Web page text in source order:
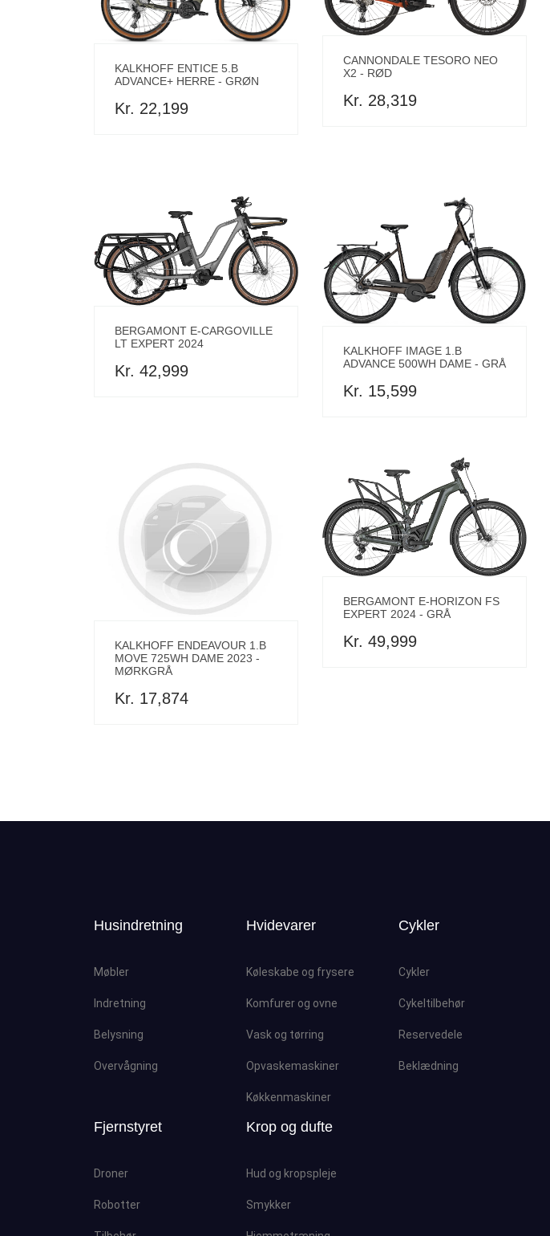
KALKHOFF ENTICE 5.B
ADVANCE+ HERRE - GRØN
Kr. 22,199
CANNONDALE TESORO NEO
X2 - RØD
Kr. 28,319
BERGAMONT E-CARGOVILLE
LT EXPERT 2024
Kr. 42,999
KALKHOFF IMAGE 1.B
ADVANCE 500WH DAME - GRÅ
Kr. 15,599
KALKHOFF ENDEAVOUR 1.B
MOVE 725WH DAME 2023 -
MØRKGRÅ
Kr. 17,874
BERGAMONT E-HORIZON FS
EXPERT 2024 - GRÅ
Kr. 49,999
Husindretning
Møbler
Indretning
Belysning
Overvågning
Hvidevarer
Køleskabe og frysere
Komfurer og ovne
Vask og tørring
Opvaskemaskiner
Køkkenmaskiner
Cykler
Cykler
Cykeltilbehør
Reservedele
Beklædning
Fjernstyret
Droner
Robotter
Krop og dufte
Hud og kropspleje
Smykker